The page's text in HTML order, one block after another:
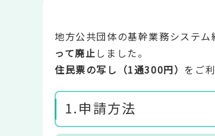
地方公共団体の基幹業務システム
って廃止しました。
住民票の写し（1通300円） をご
1.申請方法